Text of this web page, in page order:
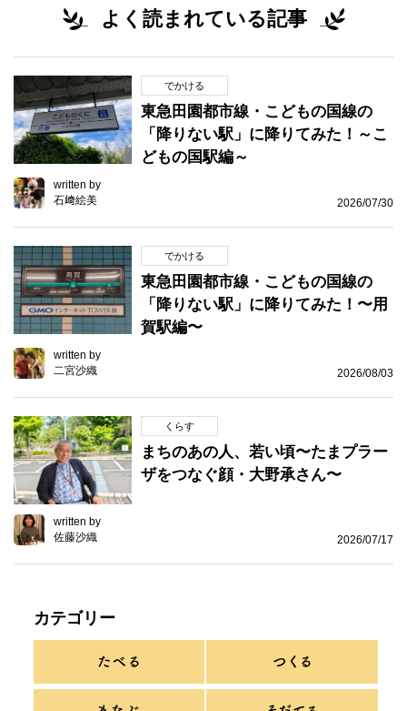
よく読まれている記事
でかける
東急田園都市線・こどもの国線の
「降りない駅」に降りてみた！～こ
どもの国駅編～
written by
石﨑絵美
2026/07/30
でかける
東急田園都市線・こどもの国線の
「降りない駅」に降りてみた！〜用
賀駅編〜
written by
二宮沙織
2026/08/03
くらす
まちのあの人、若い頃〜たまプラー
ザをつなぐ顔・大野承さん〜
written by
佐藤沙織
2026/07/17
カテゴリー